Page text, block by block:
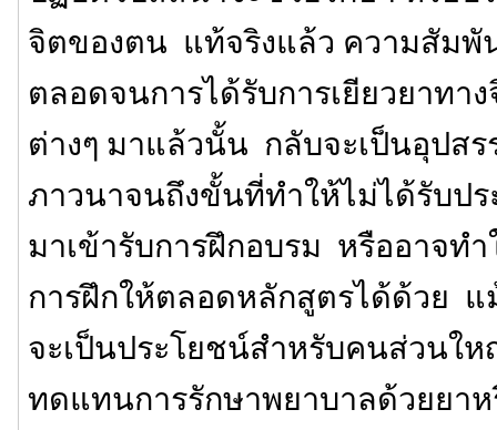
จิตของตน แท้จริงแล้ว ความสัม
ตลอดจนการได้รับการเยียวยาทา
ต่างๆ มาแล้วนั้น กลับจะเป็นอุปส
ภาวนาจนถึงขั้นที่ทำให้ไม่ได้รับปร
มาเข้ารับการฝึกอบรม หรืออาจท
การฝึกให้ตลอดหลักสูตรได้ด้วย
จะเป็นประโยชน์สำหรับคนส่วนใ
ทดแทนการรักษาพยาบาลด้วยยา